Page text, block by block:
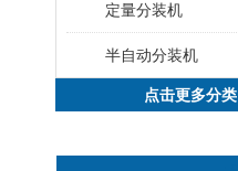
定量分装机
半自动分装机
点击更多分类